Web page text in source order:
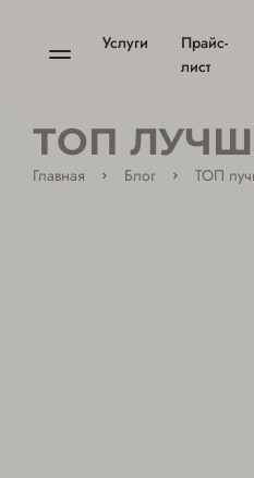
Услуги
Прайс-
лист
ТОП
Главная Блог ТОП